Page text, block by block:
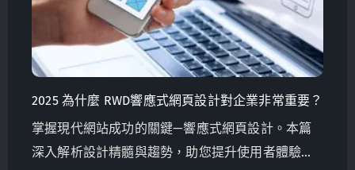
2025 為什麼 RWD響應式網頁設計對企業非常重要？
掌握現代網站成功的關鍵—響應式網頁設計。本篇
深入解析設計精髓與趨勢，助您提升使用者體驗與